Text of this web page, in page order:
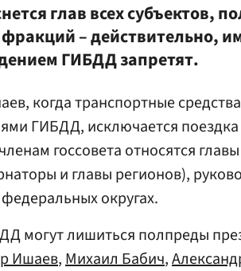
глав всех субъектов,
– действительно,
ГИБДД запретят.
когда транспортные
ГИБДД, исключается
госсовета относятся
и главы регионов),
округах.
могут лишиться полпреды
Ишаев,Михаил Бабич,